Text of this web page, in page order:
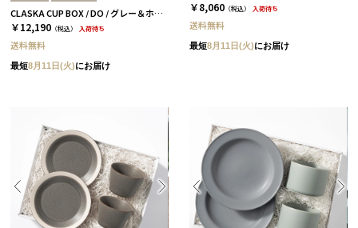
CLASKA CUP BOX / DO / グレー＆ホワイト［クラスカ ギャラリー＆ショップ ドー］
￥12,190 （税込） 入荷待ち
送料無料
最短8月11日(火)にお届け
￥8,060 （税込） 入荷待ち
送料無料
最短8月11日(火)にお届け